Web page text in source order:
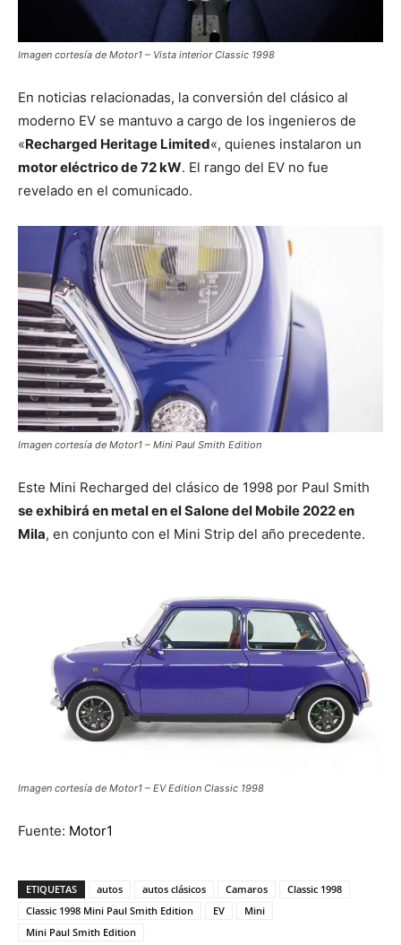
Imagen cortesía de Motor1 – Vista interior Classic 1998
En noticias relacionadas, la conversión del clásico al
moderno EV se mantuvo a cargo de los ingenieros de
«Recharged Heritage Limited«, quienes instalaron un
motor eléctrico de 72 kW. El rango del EV no fue
revelado en el comunicado.
Imagen cortesía de Motor1 – Mini Paul Smith Edition
Este Mini Recharged del clásico de 1998 por Paul Smith
se exhibirá en metal en el Salone del Mobile 2022 en
Mila, en conjunto con el Mini Strip del año precedente.
Imagen cortesía de Motor1 – EV Edition Classic 1998
Fuente: Motor1
ETIQUETAS autos autos clásicos Camaros
Classic 1998
Classic 1998 Mini Paul Smith Edition
EV
Mini
Mini Paul Smith Edition